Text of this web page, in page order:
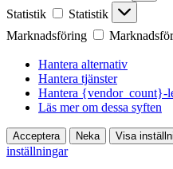
Statistik
Statistik
Marknadsföring
Hantera alternativ
Hantera tjänster
Hantera {vendor_count}-
Läs mer om dessa syften
Acceptera Neka Visa
inställningar